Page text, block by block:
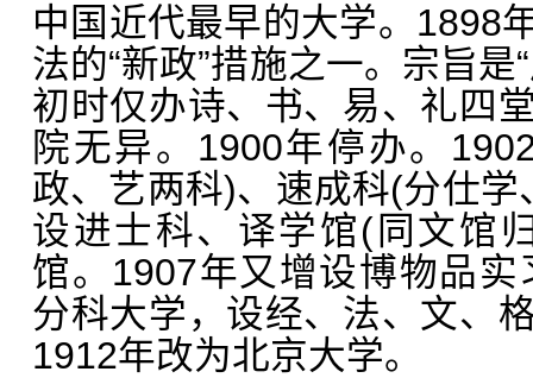
中国近代最早的大学。1898
法的“新政”措施之一。宗旨
初时仅办诗、书、易、礼四
院无异。1900年停办。
政、艺两科)、速成科(分仕
设进士科、译学馆(同文馆
馆。1907年又增设博物品
分科大学，设经、法、文、
1912年改为北京大学。